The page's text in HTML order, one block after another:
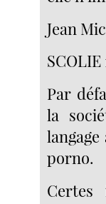
Jean
SCOLIE
Par
la
porno.